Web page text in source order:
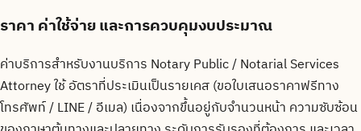
ราคา ค่าใช้จ่าย และการควบคุมงบประมาณ
ค่าบริการสำหรับงานบริการ Notary Public / Notarial Services
Attorney ใช้ อัตราที่ประเมินเป็นรายเคส (ขอใบเสนอราคาฟรีทาง
โทรศัพท์ / LINE / อีเมล) เนื่องจากขึ้นอยู่กับจำนวนหน้า ความซับซ้อน